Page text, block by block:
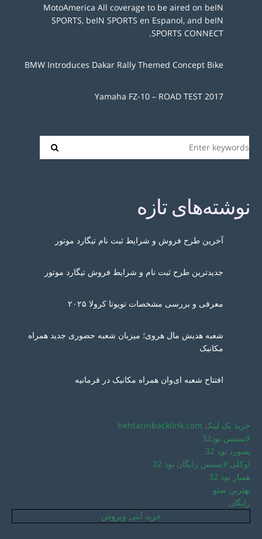
MotoAmerica All coverage to be aired on beIN
SPORTS, beIN SPORTS en Espanol, and beIN
SPORTS CONNECT.
BMW Introduces Dakar Rally Themed Concept Bike
2017 Yamaha FZ-10 – ROAD TEST
نوشته‌های تازه
آخرین طرح فروش و شرایط ثبت نام تیگارد موتور
جدیدترین طرح ثبت نام و شرایط فروش تیگارد موتور
معرفی و بررسی مشخصات تویوتا کرولا ۲۰۲۵
شعبه هدیش مال هروی؛ میزبان شعبه حضوری جدید همراه
مکانیک
افتتاح شعبه ای‌وان همراه مکانیک در فرمانیه
خرید بک لینک behtarinbacklink.com
لایسنس نود32
پسورد نود 32
اوکلی لایسنس رایگان نود 32
همیار نود 32
بهترین سئو
رایگان
خرید آنتی ویروس